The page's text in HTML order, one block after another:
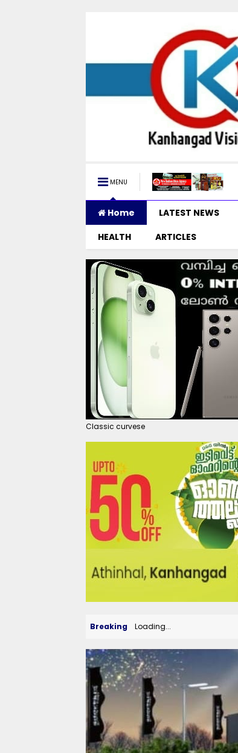
MENU
Home LATEST NEWS
HEALTH
ARTICLES
Classic curvese
Breaking Loading...